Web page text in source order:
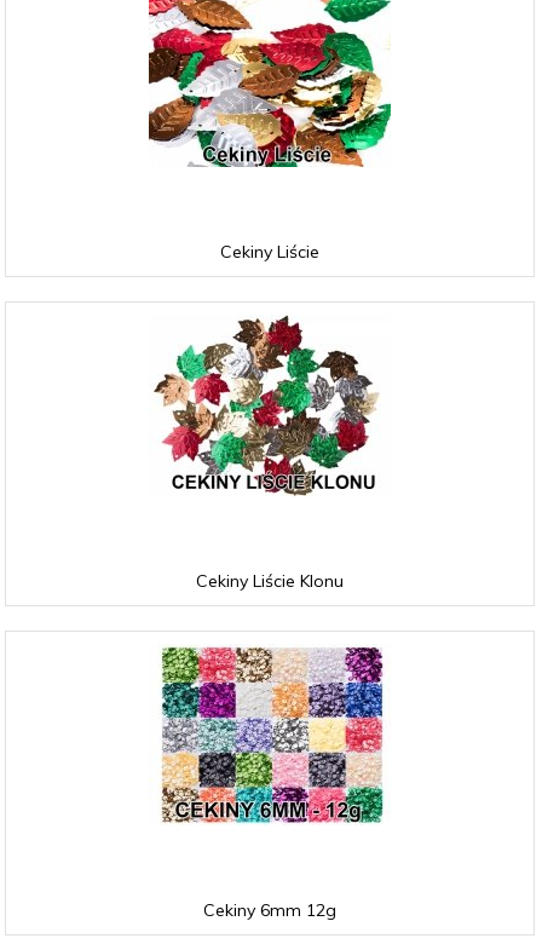
Cekiny Liście
Cekiny Liście Klonu
Cekiny 6mm 12g